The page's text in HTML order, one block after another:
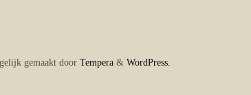
gemaakt door Tempera & WordPress.